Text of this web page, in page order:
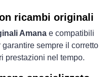
ricambi originali
Amanae compatibili
sempre il corretto
prestazioni nel tempo.